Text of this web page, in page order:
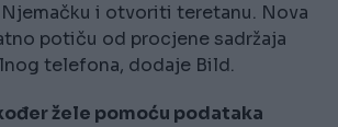
i otvoriti teretanu. Nova
potiču od procjene sadržaja
telefona, dodaje Bild.
žele pomoću podataka